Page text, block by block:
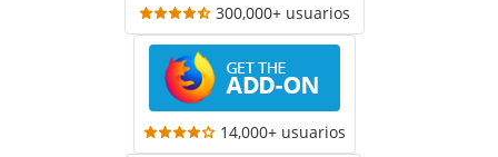
300,000+ usuarios
14,000+ usuarios